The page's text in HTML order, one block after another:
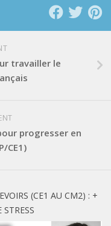
travailler le
progresser en
CE1)
(CE1 AU CM2) : +